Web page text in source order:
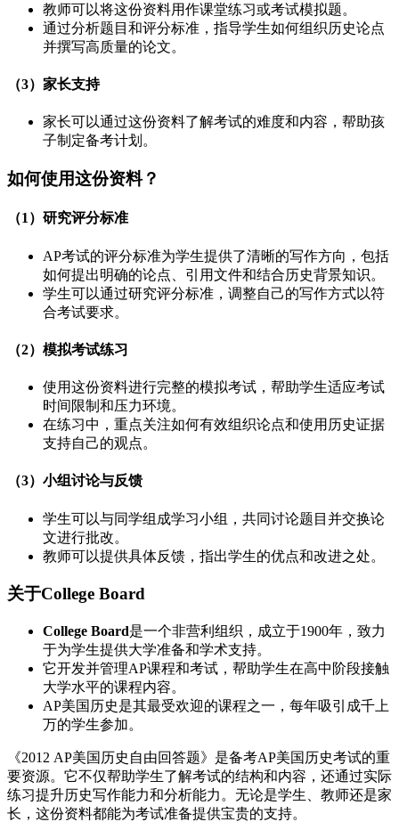
教师可以将这份资料用作课堂练习或考试模拟题。
通过分析题目和评分标准，指导学生如何组织历史论点
并撰写高质量的论文。
（3）家长支持
家长可以通过这份资料了解考试的难度和内容，帮助孩
子制定备考计划。
如何使用这份资料？
（1）研究评分标准
AP考试的评分标准为学生提供了清晰的写作方向，包括
如何提出明确的论点、引用文件和结合历史背景知识。
学生可以通过研究评分标准，调整自己的写作方式以符
合考试要求。
（2）模拟考试练习
使用这份资料进行完整的模拟考试，帮助学生适应考试
时间限制和压力环境。
在练习中，重点关注如何有效组织论点和使用历史证据
支持自己的观点。
（3）小组讨论与反馈
学生可以与同学组成学习小组，共同讨论题目并交换论
文进行批改。
教师可以提供具体反馈，指出学生的优点和改进之处。
关于College Board
College Board是一个非营利组织，成立于1900年，致力
于为学生提供大学准备和学术支持。
它开发并管理AP课程和考试，帮助学生在高中阶段接触
大学水平的课程内容。
AP美国历史是其最受欢迎的课程之一，每年吸引成千上
万的学生参加。
《2012 AP美国历史自由回答题》是备考AP美国历史考试的重
要资源。它不仅帮助学生了解考试的结构和内容，还通过实际
练习提升历史写作能力和分析能力。无论是学生、教师还是家
长，这份资料都能为考试准备提供宝贵的支持。